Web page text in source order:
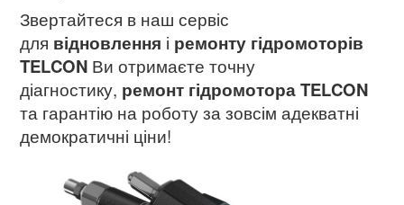
Звертайтеся в наш сервіс
для відновлення і ремонту гідромоторів
TELCON Ви отримаєте точну
діагностику, ремонт гідромотора TELCON
та гарантію на роботу за зовсім адекватні
демократичні ціни!